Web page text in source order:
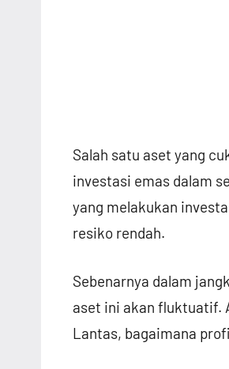
Salah satu aset yang
investasi emas dalam
yang melakukan
resiko rendah.
Sebenarnya dalam
aset ini akan fluktuatif.
Lantas, bagaimana